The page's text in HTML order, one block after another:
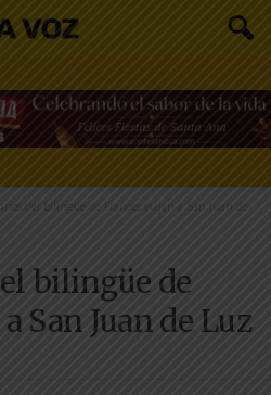
del bilingüe de Francés viajan a San Juan de
bilingüe de
San Juan de Luz